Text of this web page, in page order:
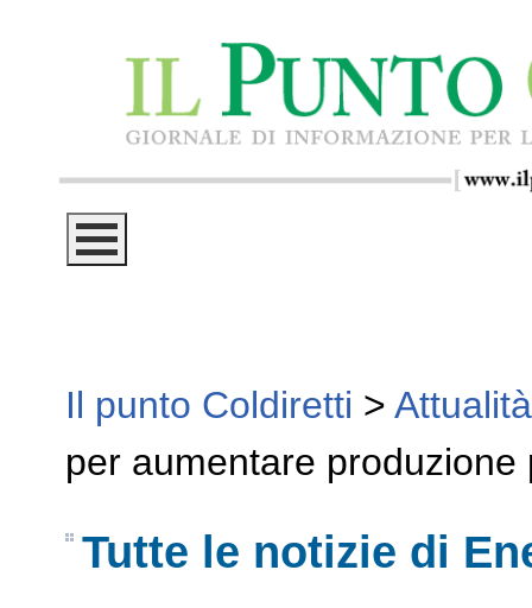
Il punto Coldiretti > Attualità
per aumentare
Tutte le notizie di